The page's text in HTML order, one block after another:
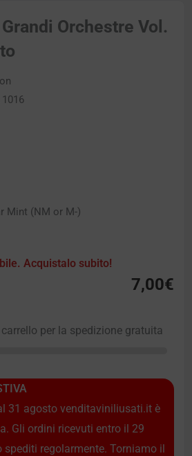
Orchestre Vol.
1016
Mint (NM or M-)
Acquistalo subito!
7,00€
per la spedizione gratuita
31 agosto venditaviniliusati.it è
Gli ordini ricevuti entro il 29
spediti regolarmente. Torniamo il